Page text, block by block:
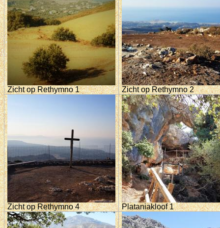
Zicht op Rethymno 1 Zicht op Rethymno 2
Zicht op Rethymno 4 Plataniakloof 1